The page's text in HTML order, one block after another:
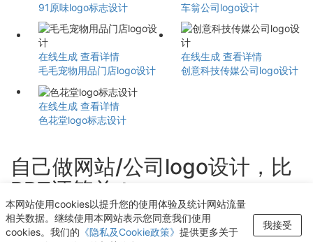
91原味logo标志设计
车翁公司logo设计
在线生成 查看详情
毛毛宠物用品门店logo设计
在线生成 查看详情
创意科技传媒公司logo设计
在线生成 查看详情
色花堂logo标志设计
自己做网站/公司logo设计，比
PPT还简单！
轻点几下即可获得个性化logo设计
本网站使用cookies以提升您的使用体验及统计网站流量
相关数据。继续使用本网站表示您同意我们使用
cookies。我们的 《隐私及Cookie政策》 提供更多关于
我接受